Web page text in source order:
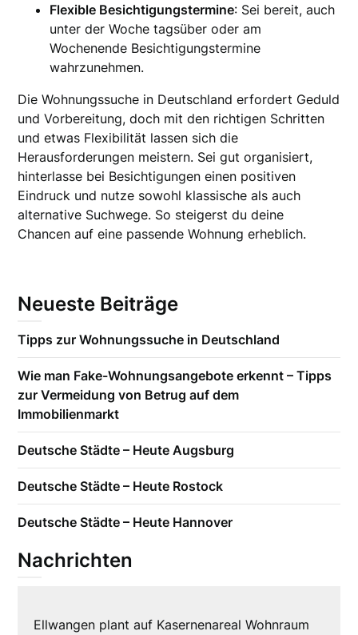
Flexible Besichtigungstermine: Sei bereit, auch
unter der Woche tagsüber oder am
Wochenende Besichtigungstermine
wahrzunehmen.
Die Wohnungssuche in Deutschland erfordert Geduld
und Vorbereitung, doch mit den richtigen Schritten
und etwas Flexibilität lassen sich die
Herausforderungen meistern. Sei gut organisiert,
hinterlasse bei Besichtigungen einen positiven
Eindruck und nutze sowohl klassische als auch
alternative Suchwege. So steigerst du deine
Chancen auf eine passende Wohnung erheblich.
Neueste Beiträge
Tipps zur Wohnungssuche in Deutschland
Wie man Fake-Wohnungsangebote erkennt – Tipps
zur Vermeidung von Betrug auf dem
Immobilienmarkt
Deutsche Städte – Heute Augsburg
Deutsche Städte – Heute Rostock
Deutsche Städte – Heute Hannover
Nachrichten
Ellwangen plant auf Kasernenareal Wohnraum